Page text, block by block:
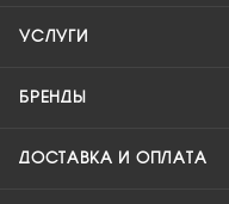
УСЛУГИ
БРЕНДЫ
ДОСТАВКА И ОПЛАТА